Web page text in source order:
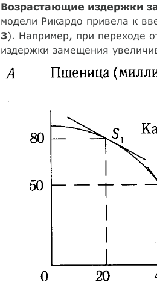
Возрастающие издержки
модели Рикардо привела к
3). Например, при переходе
издержки замещения